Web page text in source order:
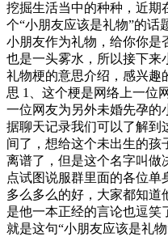
挖掘生活当中的种种，近期
个“小朋友应该是礼物”的话
小朋友作为礼物，给你你是
也是一头雾水，所以接下来
礼物梗的意思介绍，感兴趣
思 1、这个梗是网络上一位
一位网友为另外未婚先孕的
据聊天记录我们可以了解到
间了，想给这个未出生的孩
离谱了，但是这个名字叫做
点试图说服群里面的各位单
多么多么的好，大家都知道
是他一本正经的言论也逗笑
就是这句“小朋友应该是礼